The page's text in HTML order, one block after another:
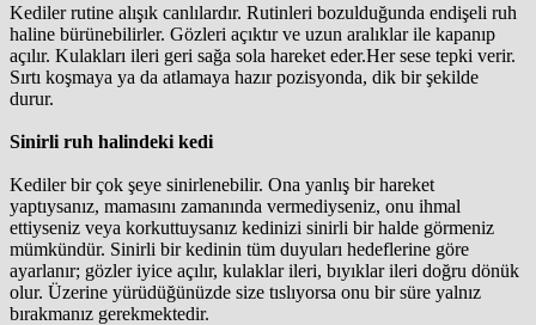
Kediler rutine alışık canlılardır. Rutinleri bozulduğunda endişeli ruh
haline bürünebilirler. Gözleri açıktır ve uzun aralıklar ile kapanıp
açılır. Kulakları ileri geri sağa sola hareket eder.Her sese tepki verir.
Sırtı koşmaya ya da atlamaya hazır pozisyonda, dik bir şekilde
durur.
Sinirli ruh halindeki kedi
Kediler bir çok şeye sinirlenebilir. Ona yanlış bir hareket
yaptıysanız, mamasını zamanında vermediyseniz, onu ihmal
ettiyseniz veya korkuttuysanız kedinizi sinirli bir halde görmeniz
mümkündür. Sinirli bir kedinin tüm duyuları hedeflerine göre
ayarlanır; gözler iyice açılır, kulaklar ileri, bıyıklar ileri doğru dönük
olur. Üzerine yürüdüğünüzde size tıslıyorsa onu bir süre yalnız
bırakmanız gerekmektedir.